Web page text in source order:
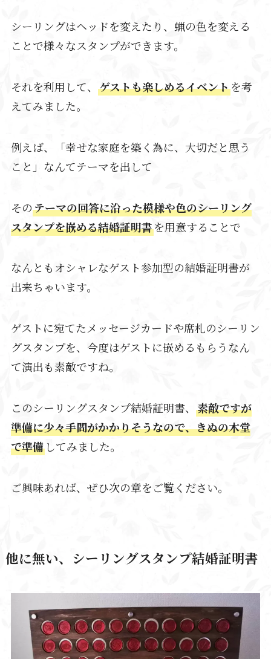
シーリングはヘッドを変えたり、蝋の色を変える
ことで様々なスタンプができます。
それを利用して、 ゲストも楽しめるイベントを考
えてみました。
例えば、「幸せな家庭を築く為に、大切だと思う
こと」なんてテーマを出して
そのテーマの回答に沿った模様や色のシーリング
スタンプを嵌める結婚証明書を用意することで
なんともオシャレなゲスト参加型の結婚証明書が
出来ちゃいます。
ゲストに宛てたメッセージカードや席札のシーリン
グスタンプを、今度はゲストに嵌めるもらうなん
て演出も素敵ですね。
このシーリングスタンプ結婚証明書、 素敵ですが
準備に少々手間がかかりそうなので、きぬの木堂
で準備してみました。
ご興味あれば、ぜひ次の章をご覧ください。
他に無い、シーリングスタンプ結婚証明書